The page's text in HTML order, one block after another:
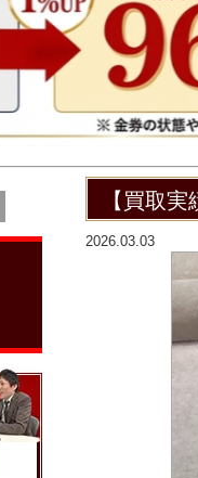
【買
2026.03.03